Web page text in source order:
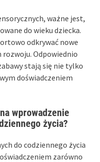
ważne jest,
do wieku dziecka.
odkrywać nowe
rozwoju. Odpowiednio
stają się nie tylko
doświadczeniem
wprowadzenie
życia?
do codziennego życia
zarówno